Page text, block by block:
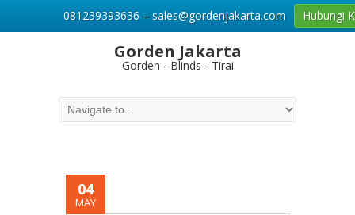
Gorden Jakarta
Gorden - Blinds - Tirai
04
MAY
081239393636 – sales@gordenjakarta.com Hubungi